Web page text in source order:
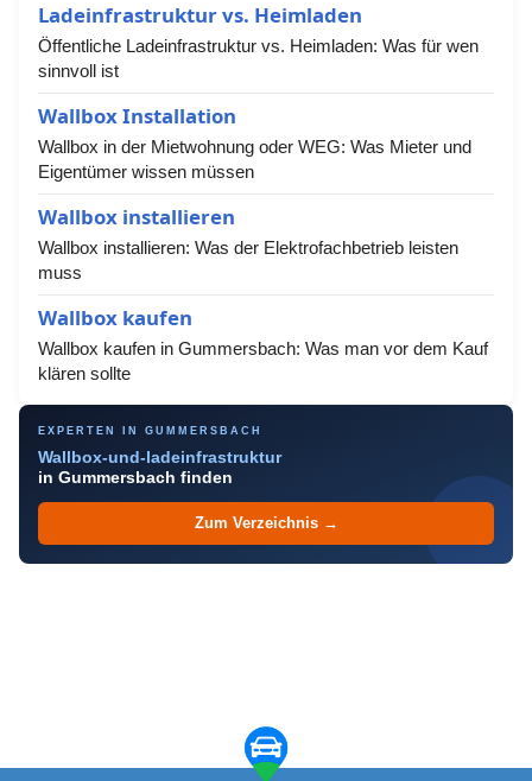
Ladeinfrastruktur vs. Heimladen
Öffentliche Ladeinfrastruktur vs. Heimladen: Was für wen
sinnvoll ist
Wallbox Installation
Wallbox in der Mietwohnung oder WEG: Was Mieter und
Eigentümer wissen müssen
Wallbox installieren
Wallbox installieren: Was der Elektrofachbetrieb leisten
muss
Wallbox kaufen
Wallbox kaufen in Gummersbach: Was man vor dem Kauf
klären sollte
EXPERTEN IN GUMMERSBACH
Wallbox-und-ladeinfrastruktur
in Gummersbach finden
Zum Verzeichnis →